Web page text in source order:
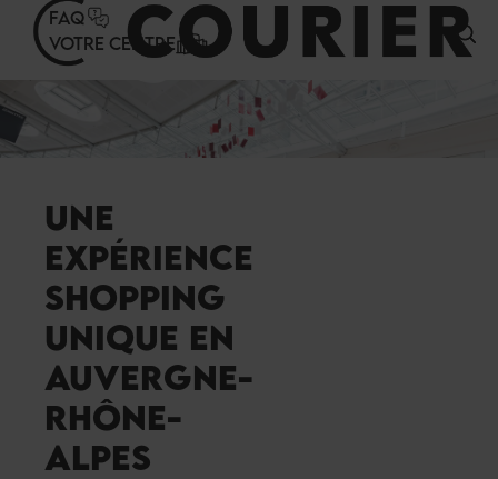
FAQ
VOTRE CENTRE
UNE
EXPÉRIENCE
SHOPPING
UNIQUE EN
AUVERGNE-
RHÔNE-
ALPES
Panneau de gestion des cookies